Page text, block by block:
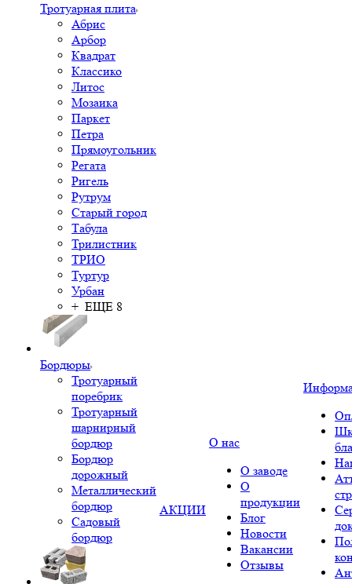
Тротуарная плита
Абрис
Арбор
Квадрат
Классико
Литос
Мозаика
Паркет
Петра
Прямоугольник
Регата
Ригель
Рутрум
Старый город
Табула
Трилистник
ТРИО
Туртур
Урбан
+ ЕЩЕ 8
Бордюры
Тротуарный
поребрик
Тротуарный
шарнирный
бордюр
Бордюр
дорожный
Металлический
бордюр
Садовый
бордюр
АКЦИИ
О нас
О заводе
О
продукции
Блог
Новости
Вакансии
Отзывы